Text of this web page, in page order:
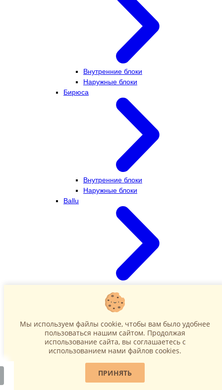
Внутренние блоки
Наружные блоки
Бирюса
Внутренние блоки
Наружные блоки
Ballu
Наружные блоки
Мы используем файлы cookie, чтобы вам было удобнее
пользоваться нашим сайтом. Продолжая
использование сайта, вы соглашаетесь c
использованием нами файлов cookies.
ПРИНЯТЬ